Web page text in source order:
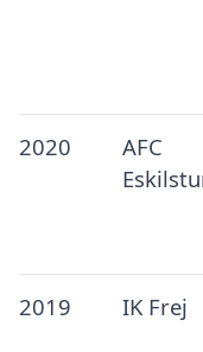
2020
AFC
2019 IK Frej